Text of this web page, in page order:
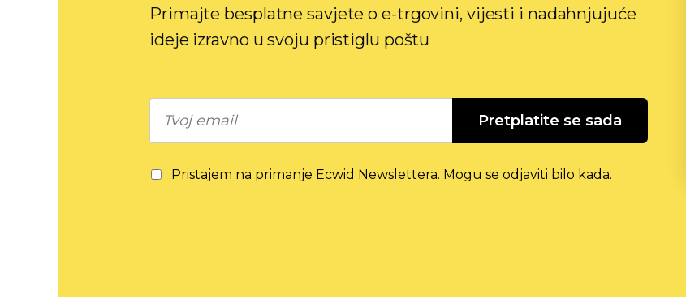
Primajte besplatne savjete o e-trgovini, vijesti i nadahnjujuće
ideje izravno u svoju pristiglu poštu
Pretplatite se sada
Pristajem na primanje Ecwid Newslettera. Mogu se odjaviti bilo kada.